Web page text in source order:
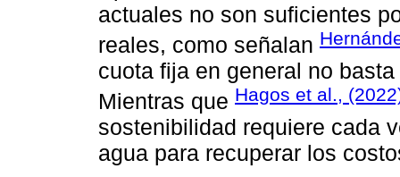
actuales no son suficientes
reales, como señalan
cuota fija en general no
Mientras que Hagos et al.,
sostenibilidad requiere cada
agua para recuperar los